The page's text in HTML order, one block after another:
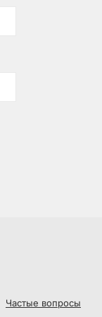
Частые вопросы